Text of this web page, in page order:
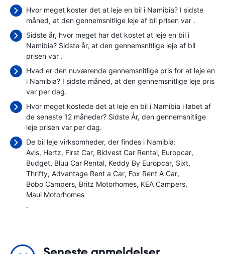
Hvor meget koster det at leje en bil i Namibia? I sidste
måned, at den gennemsnitlige leje af bil prisen var .
Sidste år, hvor meget har det kostet at leje en bil i
Namibia? Sidste år, at den gennemsnitlige leje af bil
prisen var .
Hvad er den nuværende gennemsnitlige pris for at leje en
i Namibia? I sidste måned, at den gennemsnitlige leje pris
var per dag.
Hvor meget kostede det at leje en bil i Namibia i løbet af
de seneste 12 måneder? Sidste År, den gennemsnitlige
leje prisen var per dag.
De bil leje virksomheder, der findes i Namibia:
Avis Hertz First Car Bidvest Car Rental Europcar
Budget Bluu Car Rental Keddy By Europcar Sixt
Thrifty Advantage Rent a Car Fox Rent A Car
Bobo Campers Britz Motorhomes KEA Campers
Maui Motorhomes
.